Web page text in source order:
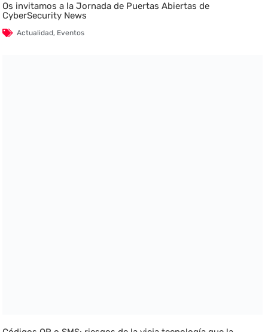
Os invitamos a la Jornada de Puertas Abiertas de
CyberSecurity News
Actualidad, Eventos